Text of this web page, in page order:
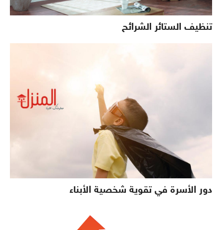
تنظيف الستائر الشرائح
دور الأسرة في تقوية شخصية الأبناء